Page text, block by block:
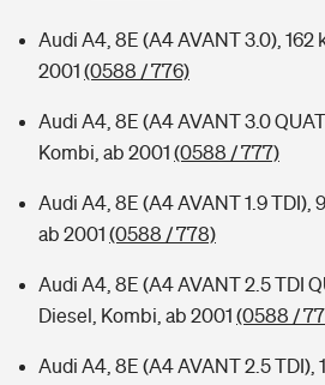
Audi A4, 8E (A4 AVANT 3.0), 162
2001 (0588 / 776)
Audi A4, 8E (A4 AVANT 3.0
Kombi, ab 2001 (0588 / 777)
Audi A4, 8E (A4 AVANT 1.9 TDI),
ab 2001 (0588 / 778)
Audi A4, 8E (A4 AVANT 2.5 TDI
Diesel, Kombi, ab 2001 (0588 /
Audi A4, 8E (A4 AVANT 2.5 TDI),